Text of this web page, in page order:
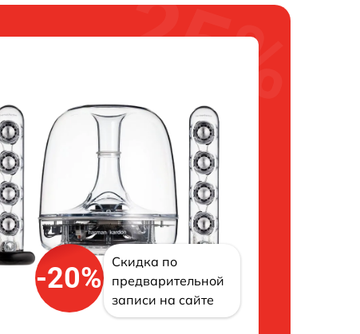
-20%
Скидка по
предварительной
записи на сайте